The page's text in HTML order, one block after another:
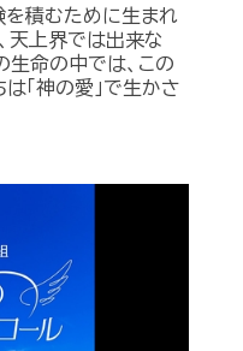
を積むために生まれ
天上界では出来な
命の中では、この
「神の愛」で生かさ